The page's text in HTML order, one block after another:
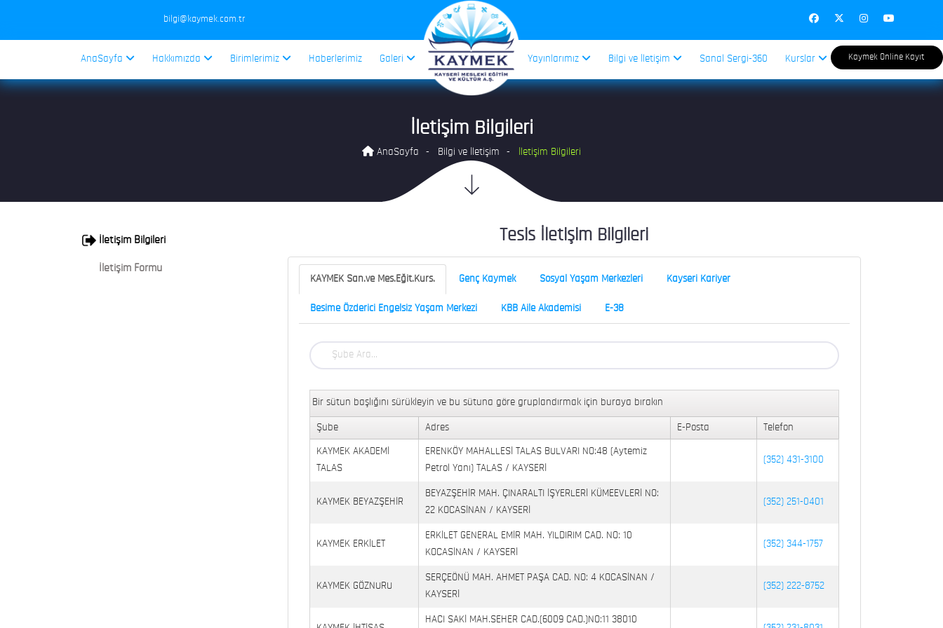
bilgi@kaymek.com.tr
AnaSayfa Hakkımızda Birimlerimiz Haberlerimiz Galeri Yayınlarımız Bilgi ve İletişim Sanal Sergi-360 Kurslar Kaymek Online Kayıt
İletişim Bilgileri
AnaSayfa Bilgi ve İletişim İletişim Bilgileri
İletişim Bilgileri
İletişim Formu
Tesis İletişim Bilgileri
KAYMEK San.ve Mes.Eğit.Kurs. Genç Kaymek Sosyal Yaşam Merkezleri Kayseri Kariyer
Besime Özderici Engelsiz Yaşam Merkezi KBB Aile Akademisi E-38
Bir sütun başlığını sürükleyin ve bu sütuna göre gruplandırmak için buraya bırakın
Şube Adres E-Posta Telefon
KAYMEK AKADEMİ
TALAS
ERENKÖY MAHALLESİ TALAS BULVARI NO:48 (Aytemiz
Petrol Yanı) TALAS / KAYSERİ
(352) 431-3100
KAYMEK BEYAZŞEHİR
BEYAZŞEHİR MAH. ÇINARALTI İŞYERLERİ KÜMEEVLERİ NO:
22 KOCASİNAN / KAYSERİ
(352) 251-0401
KAYMEK ERKİLET
ERKİLET GENERAL EMİR MAH. YILDIRIM CAD. NO: 10
KOCASİNAN / KAYSERİ
(352) 344-1757
KAYMEK GÖZNURU
SERÇEÖNÜ MAH. AHMET PAŞA CAD. NO: 4 KOCASİNAN /
KAYSERİ
(352) 222-8752
HACI SAKİ MAH.SEHER CAD.(6009 CAD.)NO:11 38010